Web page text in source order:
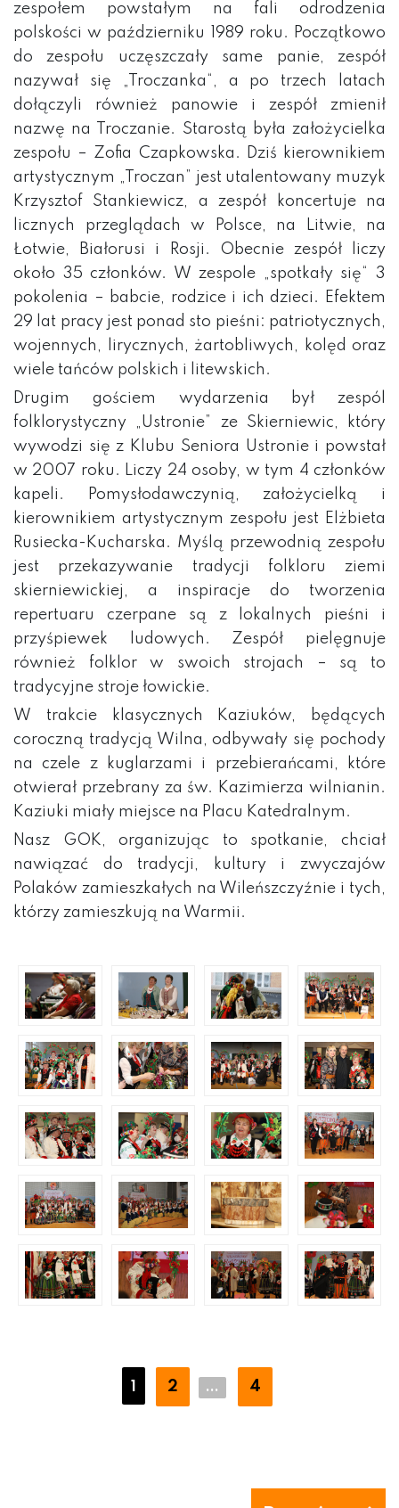
zespołem powstałym na fali odrodzenia
polskości w październiku 1989 roku. Początkowo
do zespołu uczęszczały same panie, zespół
nazywał się „Troczanka“, a po trzech latach
dołączyli również panowie i zespół zmienił
nazwę na Troczanie. Starostą była założycielka
zespołu – Zofia Czapkowska. Dziś kierownikiem
artystycznym „Troczan” jest utalentowany muzyk
Krzysztof Stankiewicz, a zespół koncertuje na
licznych przeglądach w Polsce, na Litwie, na
Łotwie, Białorusi i Rosji. Obecnie zespół liczy
około 35 członków. W zespole „spotkały się“ 3
pokolenia – babcie, rodzice i ich dzieci. Efektem
29 lat pracy jest ponad sto pieśni: patriotycznych,
wojennych, lirycznych, żartobliwych, kolęd oraz
wiele tańców polskich i litewskich.
Drugim gościem wydarzenia był zespól
folklorystyczny „Ustronie” ze Skierniewic, który
wywodzi się z Klubu Seniora Ustronie i powstał
w 2007 roku. Liczy 24 osoby, w tym 4 członków
kapeli. Pomysłodawczynią, założycielką i
kierownikiem artystycznym zespołu jest Elżbieta
Rusiecka-Kucharska. Myślą przewodnią zespołu
jest przekazywanie tradycji folkloru ziemi
skierniewickiej, a inspiracje do tworzenia
repertuaru czerpane są z lokalnych pieśni i
przyśpiewek ludowych. Zespół pielęgnuje
również folklor w swoich strojach – są to
tradycyjne stroje łowickie.
W trakcie klasycznych Kaziuków, będących
coroczną tradycją Wilna, odbywały się pochody
na czele z kuglarzami i przebierańcami, które
otwierał przebrany za św. Kazimierza wilnianin.
Kaziuki miały miejsce na Placu Katedralnym.
Nasz GOK, organizując to spotkanie, chciał
nawiązać do tradycji, kultury i zwyczajów
Polaków zamieszkałych na Wileńszczyźnie i tych,
którzy zamieszkują na Warmii.
2 ... 4